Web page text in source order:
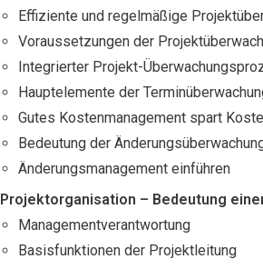
Effiziente und regelmäßige
Voraussetzungen der
Integrierter Projekt-
Hauptelemente der
Gutes Kostenmanagement spart
Bedeutung der
Änderungsmanagement einführen
Projektorganisation – Bedeutung
Managementverantwortung
Basisfunktionen der Projektleitung